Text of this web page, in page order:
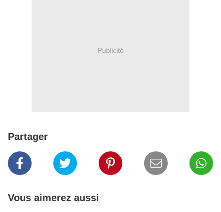
Publicité
Partager
Vous aimerez aussi